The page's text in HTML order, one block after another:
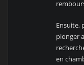
Ensuite,
plonger
en